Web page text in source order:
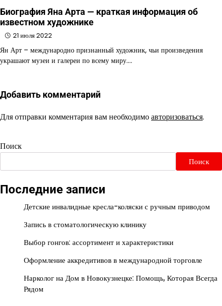
Биография Яна Арта — краткая информация об
известном художнике
21 июля 2022
Ян Арт – международно признанный художник, чьи произведения
украшают музеи и галереи по всему миру.…
Добавить комментарий
Для отправки комментария вам необходимоавторизоваться.
Поиск
Поиск
Последние записи
Детские инвалидные кресла-коляски с ручным приводом
Запись в стоматологическую клинику
Выбор гонгов: ассортимент и характеристики
Оформление аккредитивов в международной торговле
Нарколог на Дом в Новокузнецке: Помощь, Которая Всегда
Рядом